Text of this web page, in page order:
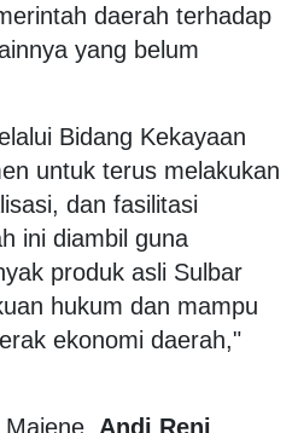
daerah terhadap
yang belum
Bidang Kekayaan
untuk terus melakukan
dan fasilitasi
ini diambil guna
produk asli Sulbar
hukum dan mampu
ekonomi daerah,"
Andi Reni